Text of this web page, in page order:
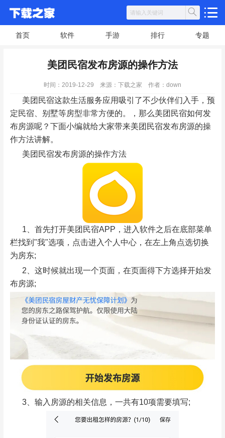
首页 软件 手游 排行 专题
美团民宿发布房源的操作方法
时间：2019-12-29 来源：下载之家 作者：down
美团民宿这款生活服务应用吸引了不少伙伴们入手，预
定民宿、别墅等房型非常方便的。，那么美团民宿如何发
布房源呢？下面小编就给大家带来美团民宿发布房源的操
作方法讲解。
美团民宿发布房源的操作方法
1、首先打开美团民宿APP，进入软件之后在底部菜单
栏找到"我"选项，点击进入个人中心，在左上角点选切换
为房东;
2、这时候就出现一个页面，在页面得下方选择开始发
布房源;
3、输入房源的相关信息，一共有10项需要填写;